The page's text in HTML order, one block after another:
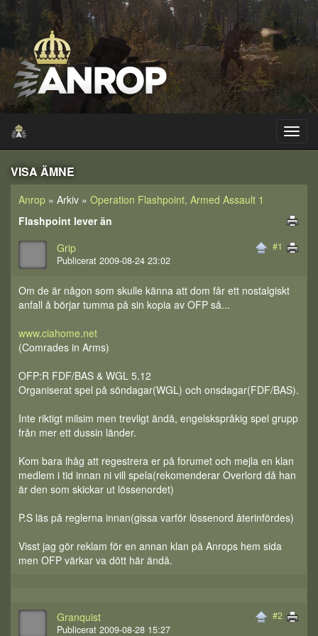
VISA ÄMNE
Anrop » Arkiv » Operation Flashpoint, Armed Assault 1
Flashpoint lever än
#1
Grip
Publicerat 2009-08-24 23:02
Om de är någon som skulle känna att dom får ett nostalgiskt
anfall å börjar tumma på sin kopia av OFP så...
www.ciahome.net
(Comrades in Arms)
OFP:R FDF/BAS & WGL 5.12
Organiserat spel på söndagar(WGL) och onsdagar(FDF/BAS).
Inte riktigt milsim men trevligt ändå, engelskspråkig spel grupp
från mer ett dussin länder.
Kom bara ihåg att regestrera er på forumet och mejla en klan
medlem i tid innan ni vill spela(rekomenderar Overlord då han
är den som skickar ut lössenordet)
P.S läs på reglerna innan(gissa varför lössenord återinfördes)
Visst jag gör reklam för en annan klan på Anrops hem sida
men OFP värkar va dött här ändå.
#2
Granquist
Publicerat 2009-08-28 15:27